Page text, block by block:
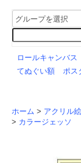
ロールキャンバス
てぬぐい額
ポス
ホーム > アクリル
> カラージェッソ